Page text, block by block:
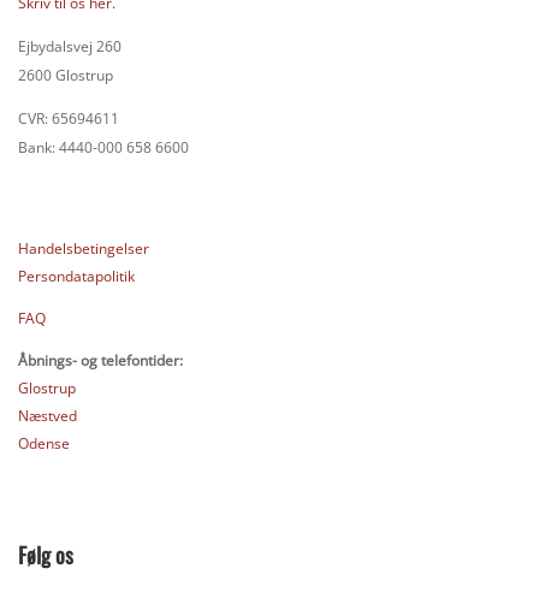
Ejbydalsvej 260
2600 Glostrup
CVR: 65694611
Bank: 4440-000 658 6600
Handelsbetingelser
Persondatapolitik
FAQ
Åbnings- og telefontider:
Glostrup
Næstved
Odense
Følg os